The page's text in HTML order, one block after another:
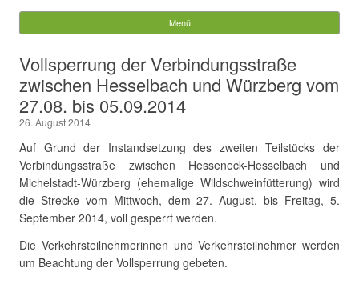
Würzberg.info
nach:
Menü
Vollsperrung der Verbindungsstraße
zwischen Hesselbach und Würzberg vom
27.08. bis 05.09.2014
26. August 2014
Auf Grund der Instandsetzung des zweiten Teilstücks der
Verbindungsstraße zwischen Hesseneck-Hesselbach und
Michelstadt-Würzberg (ehemalige Wildschweinfütterung) wird
die Strecke vom Mittwoch, dem 27. August, bis Freitag, 5.
September 2014, voll gesperrt werden.
Die Verkehrsteilnehmerinnen und Verkehrsteilnehmer werden
um Beachtung der Vollsperrung gebeten.